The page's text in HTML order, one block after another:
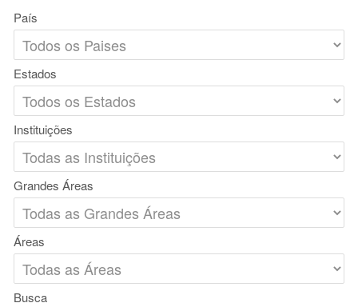
País
Estados
Instituições
Grandes Áreas
Áreas
Busca